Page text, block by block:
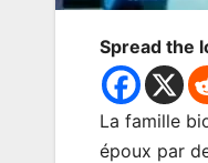
Spread the
La famille
époux par